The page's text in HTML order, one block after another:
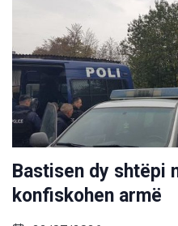
Bastisen dy shtëpi
konfiskohen armë